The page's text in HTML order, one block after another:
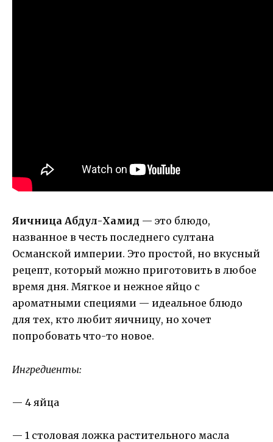
Яичница Абдул-Хамид — это блюдо,
названное в честь последнего султана
Османской империи. Это простой, но вкусный
рецепт, который можно приготовить в любое
время дня. Мягкое и нежное яйцо с
ароматными специями — идеальное блюдо
для тех, кто любит яичницу, но хочет
попробовать что-то новое.
Ингредиенты:
— 4 яйца
— 1 столовая ложка растительного масла